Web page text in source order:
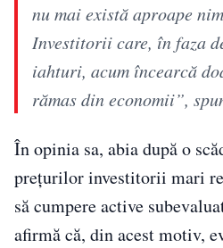
nu mai există aproape
Investitorii care, în faza
iahturi, acum încearcă
rămas din economii”,
În opinia sa, abia după o
prețurilor investitorii mari
să cumpere active
afirmă că, din acest motiv,